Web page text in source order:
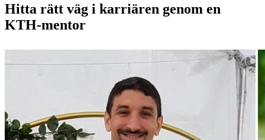
Hitta rätt väg i karriären genom en
KTH-mentor